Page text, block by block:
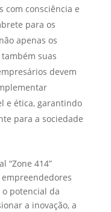
com consciência e
para os
apenas os
suas
devem
e ética, garantindo
para a sociedade
“Zone 414”
potencial da
a inovação, a